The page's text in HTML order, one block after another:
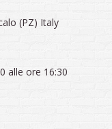
(PZ) Italy
alle ore 16:30